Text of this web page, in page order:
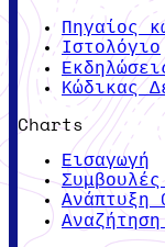
Πηγαίος
Ιστολόγιο
Κώδικας
Charts
Εισαγωγή
Ανάπτυξη